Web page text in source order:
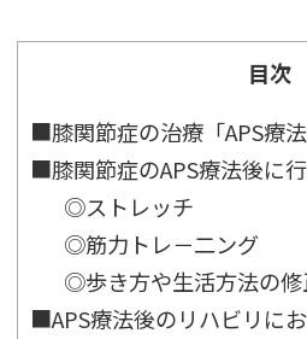
目次
■膝関節症の治療「APS療
■膝関節症のAPS療法後に
◎ストレッチ
◎筋力トレ－二ング
◎歩き方や生活方法の修
■APS療法後のリハビリに